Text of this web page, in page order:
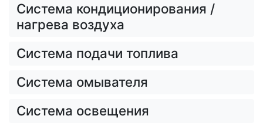
Система кондиционирования /
нагрева воздуха
Система подачи топлива
Система омывателя
Система освещения